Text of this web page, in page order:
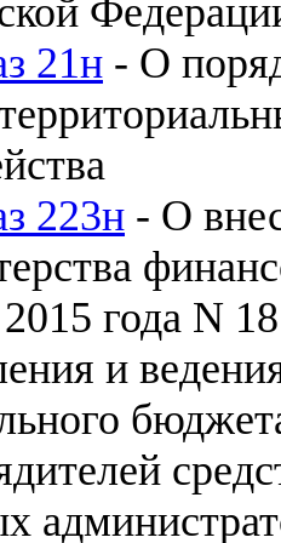
21н - О
223н - О
года N
и